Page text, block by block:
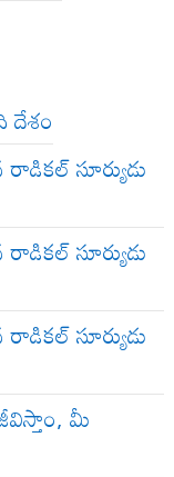
దేశం
సూర్యుడు
సూర్యుడు
సూర్యుడు
మీ